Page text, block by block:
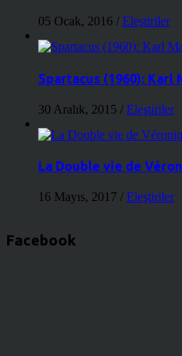
05 Ocak, 2016 / Eleştiriler
Spartacus (1960): Karl
30 Aralık, 2015 / Eleştiriler
La Double vie de
16 Mayıs, 2017 / Eleştiriler
Facebook